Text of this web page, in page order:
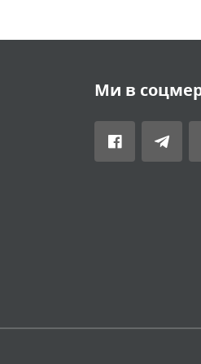
Ми в